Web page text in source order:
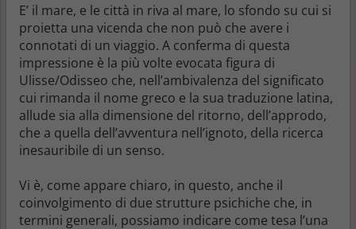
E’ il mare, e le città in riva al mare, lo sfondo su cui si
proietta una vicenda che non può che avere i
connotati di un viaggio. A conferma di questa
impressione è la più volte evocata figura di
Ulisse/Odisseo che, nell’ambivalenza del significato
cui rimanda il nome greco e la sua traduzione latina,
allude sia alla dimensione del ritorno, dell’approdo,
che a quella dell’avventura nell’ignoto, della ricerca
inesauribile di un senso.
Vi è, come appare chiaro, in questo, anche il
coinvolgimento di due strutture psichiche che, in
termini generali, possiamo indicare come tesa l’una